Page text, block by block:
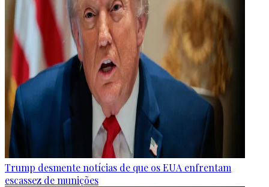
Trump desmente notícias de que os EUA enfrentam
escassez de munições